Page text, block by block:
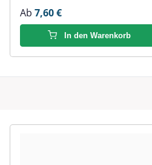
Ab 7,60 €
In den Warenkorb